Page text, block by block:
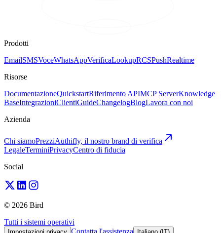
Prodotti
EmailSMSVoceWhatsAppVerificaLookupRCSPushRealtime
Risorse
DocumentazioneQuickstartRiferimento APIMCP ServerKnowledge
BaseIntegrazioniClientiGuideChangelogBlogLavora con noi
Azienda
Chi siamoPrezziAuthifly, il nostro brand di verifica
LegaleTerminiPrivacyCentro di fiducia
Social
© 2026 Bird
Tutti i sistemi operativi
Contatta l'assistenza